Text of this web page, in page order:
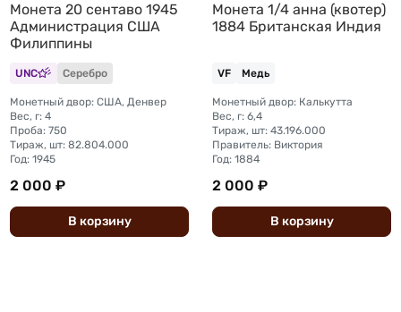
Монета 20 сентаво 1945
Администрация США
Филиппины
UNC Серебро
Монетный двор: США, Денвер
Вес, г: 4
Проба: 750
Тираж, шт: 82.804.000
Год: 1945
2 000 ₽
В корзину
Монета 1/4 анна (квотер)
1884 Британская Индия
VF Медь
Монетный двор: Калькутта
Вес, г: 6,4
Тираж, шт: 43.196.000
Правитель: Виктория
Год: 1884
2 000 ₽
В корзину